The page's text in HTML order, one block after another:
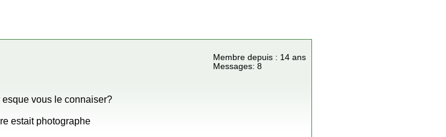
Membre depuis : 14 ans
Messages: 8
vous le connaiser?
estait photographe